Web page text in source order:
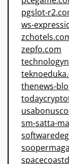
pgslot-
ws-
zepfo.com
thenews-
sm-satta-